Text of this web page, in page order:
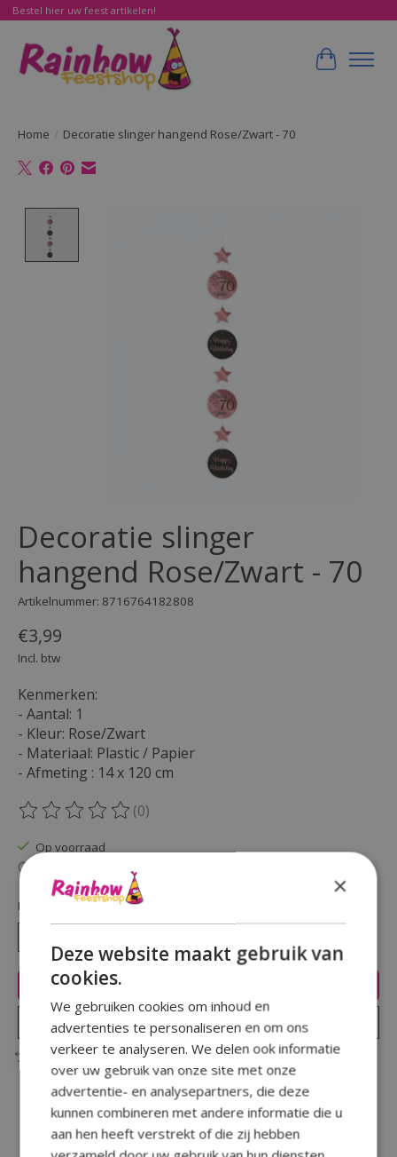
Bestel hier uw feest artikelen!
Home / Decoratie slinger hangend Rose/Zwart - 70
Decoratie slinger
hangend Rose/Zwart - 70
Artikelnummer: 8716764182808
€3,99
Incl. btw
Kenmerken:
- Aantal: 1
- Kleur: Rose/Zwart
- Materiaal: Plastic / Papier
- Afmeting : 14 x 120 cm
De beoordeling van dit product is
(0)
Op voorraad
Beschikbaarheid in de winkel controleren
Hoeveelheid:
Toevoegen aan winkelwagen
Plaats bestelling
Toevoegen om te vergelijken
Beschrijving Reviews (0)
×
Deze website maakt gebruik van
cookies.
We gebruiken cookies om inhoud en
advertenties te personaliseren en om ons
verkeer te analyseren. We delen ook informatie
over uw gebruik van onze site met onze
advertentie- en analysepartners, die deze
kunnen combineren met andere informatie die u
aan hen heeft verstrekt of die zij hebben